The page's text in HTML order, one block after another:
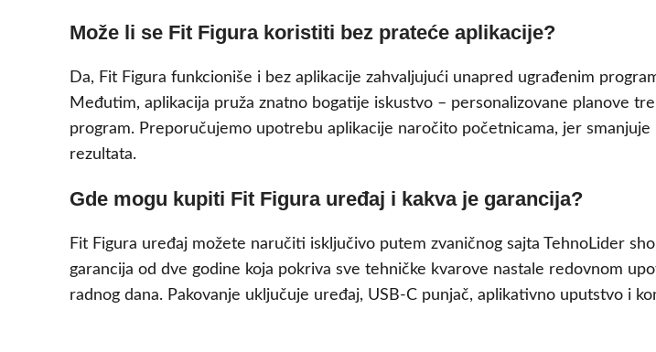
Može li se Fit Figura koristiti bez prateće aplikacije?
Da, Fit Figura funkcioniše i bez aplikacije zahvaljujući unapred ugrađenim
Međutim, aplikacija pruža znatno bogatije iskustvo – personalizovane planove
program. Preporučujemo upotrebu aplikacije naročito početnicama, jer
rezultata.
Gde mogu kupiti Fit Figura uređaj i kakva je garancija?
Fit Figura uređaj možete naručiti isključivo putem zvaničnog sajta TehnoLider
garancija od dve godine koja pokriva sve tehničke kvarove nastale redovnom
radnog dana. Pakovanje uključuje uređaj, USB-C punjač, aplikativno uputstvo i